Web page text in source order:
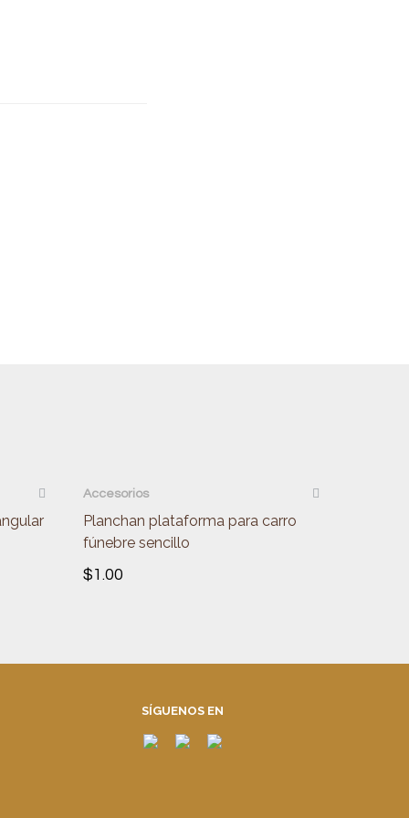
Accesorios
Planchan plataforma para carro
fúnebre sencillo
$1.00
SÍGUENOS EN